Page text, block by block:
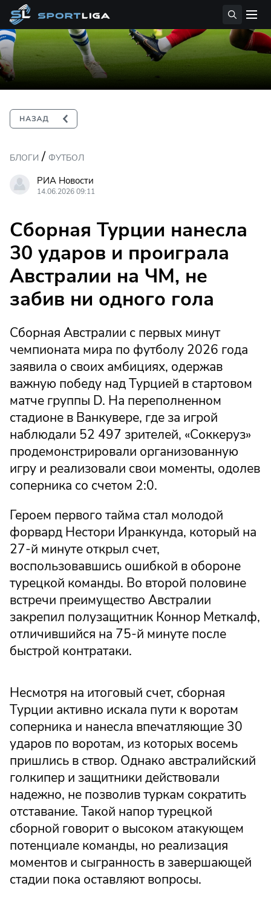
БЛОГИ / ФУТБОЛ
РИА Новости
14.06.2026 09:11
Сборная Турции нанесла
30 ударов и проиграла
Австралии на ЧМ, не
забив ни одного гола
Сборная Австралии с первых минут
чемпионата мира по футболу 2026 года
заявила о своих амбициях, одержав
важную победу над Турцией в стартовом
матче группы D. На переполненном
стадионе в Ванкувере, где за игрой
наблюдали 52 497 зрителей, «Соккеруз»
продемонстрировали организованную
игру и реализовали свои моменты, одолев
соперника со счетом 2:0.
Героем первого тайма стал молодой
форвард Нестори Иранкунда, который на
27-й минуте открыл счет,
воспользовавшись ошибкой в обороне
турецкой команды. Во второй половине
встречи преимущество Австралии
закрепил полузащитник Коннор Меткалф,
отличившийся на 75-й минуте после
быстрой контратаки.
Несмотря на итоговый счет, сборная
Турции активно искала пути к воротам
соперника и нанесла впечатляющие 30
ударов по воротам, из которых восемь
пришлись в створ. Однако австралийский
голкипер и защитники действовали
надежно, не позволив туркам сократить
отставание. Такой напор турецкой
сборной говорит о высоком атакующем
потенциале команды, но реализация
моментов и сыгранность в завершающей
стадии пока оставляют вопросы.